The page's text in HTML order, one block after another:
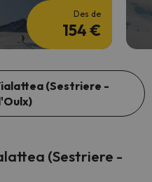
Des de
154 €
(Sestriere -
(Sestriere -